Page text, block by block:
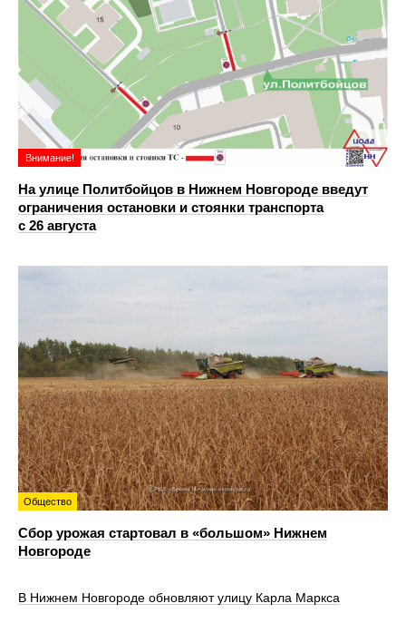
Внимание!
На улице Политбойцов в Нижнем Новгороде введут
ограничения остановки и стоянки транспорта
с 26 августа
Общество
Сбор урожая стартовал в «большом» Нижнем
Новгороде
В Нижнем Новгороде обновляют улицу Карла Маркса